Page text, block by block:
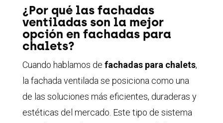
¿Por qué las fachadas
ventiladas son la mejor
opción en fachadas para
chalets?
Cuando hablamos de fachadas para chalets,
la fachada ventilada se posiciona como una
de las soluciones más eficientes, duraderas y
estéticas del mercado. Este tipo de sistema